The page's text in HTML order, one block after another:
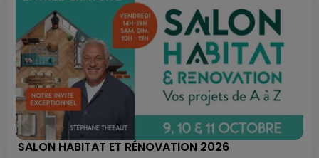
SALON HABITAT ET RÉNOVATION 2026